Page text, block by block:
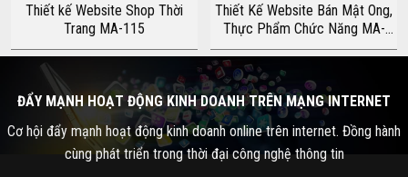
Thiết kế Website Shop Thời
Trang MA-115
Thiết Kế Website Bán Mật Ong,
Thực Phẩm Chức Năng MA-
003
ĐẨY MẠNH HOẠT ĐỘNG KINH DOANH TRÊN MẠNG INTERNET
Cơ hội đẩy mạnh hoạt động kinh doanh online trên internet. Đồng hành
cùng phát triển trong thời đại công nghệ thông tin